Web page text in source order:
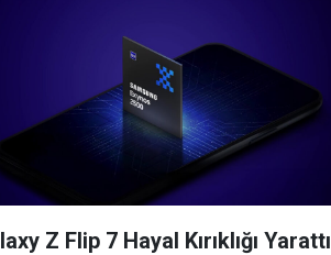
Z Flip 7 Hayal Kırıklığı Yarattı